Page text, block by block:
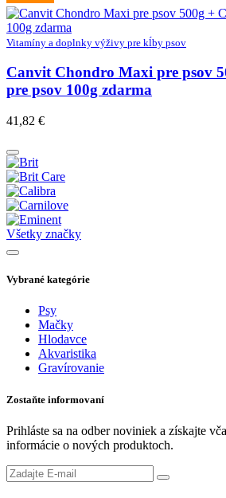
Vitamíny a doplnky výživy pre kĺby psov
Canvit Chondro Maxi pre psov
pre psov 100g zdarma
41,82 €
Všetky značky
Vybrané kategórie
Psy
Mačky
Hlodavce
Akvaristika
Gravírovanie
Zostaňte informovaní
Prihláste sa na odber noviniek a získajte
informácie o nových produktoch.